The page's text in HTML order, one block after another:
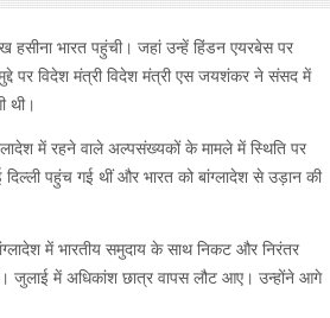
भारत पहुंची। जहां उन्हें हिंडन एयरबेस पर
पर विदेश मंत्री विदेश मंत्री एस जयशंकर ने संसद में
थी।
में रहने वाले अल्पसंख्यकों के मामले में स्थिति पर
पहुंच गई थीं और भारत को बांग्लादेश से उड़ान की
में भारतीय समुदाय के साथ निकट और निरंतर
जुलाई में अधिकांश छात्र वापस लौट आए। उन्होंने आगे